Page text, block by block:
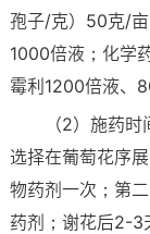
孢子/克）50克/
1000倍液；化学
霉利1200倍液、
（2）施药
选择在葡萄花序
物药剂一次；第
药剂；谢花后2-3